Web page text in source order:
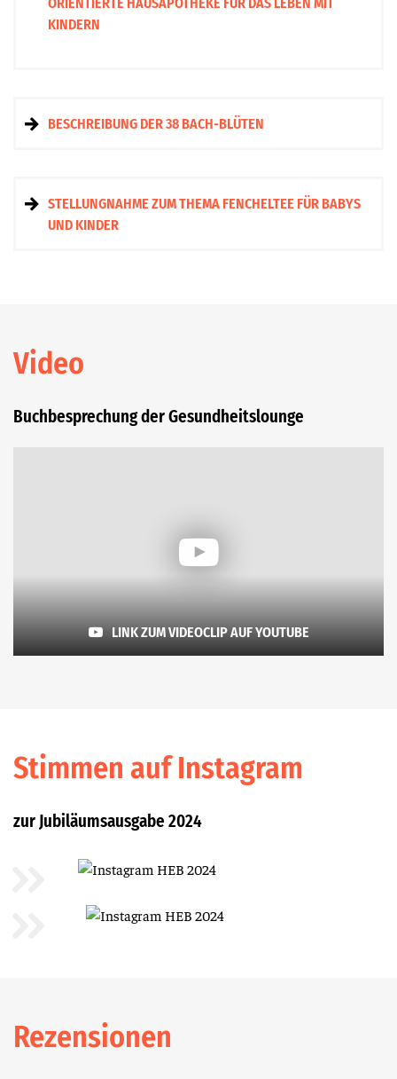
KINDERN
BESCHREIBUNG DER 38 BACH-BLÜTEN
STELLUNGNAHME ZUM THEMA FENCHELTEE FÜR BABYS
UND KINDER
Video
Buchbesprechung der Gesundheitslounge
LINK ZUM VIDEOCLIP AUF YOUTUBE
Stimmen auf Instagram
zur Jubiläumsausgabe 2024
Rezen­sionen